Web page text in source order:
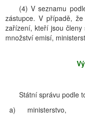
(4) V seznamu
zástupce. V případě,
zařízení, kteří jsou členy
množství emisí,
Státní správu podle
a)
ministerstvo,